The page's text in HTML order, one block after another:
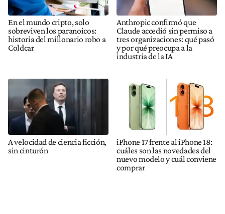
En el mundo cripto, solo
sobreviven los paranoicos:
historia del millonario robo a
Coldcar
Anthropic confirmó que
Claude accedió sin permiso a
tres organizaciones: qué pasó
y por qué preocupa a la
industria de la IA
A velocidad de ciencia ficción,
sin cinturón
iPhone 17 frente al iPhone 18:
cuáles son las novedades del
nuevo modelo y cuál conviene
comprar